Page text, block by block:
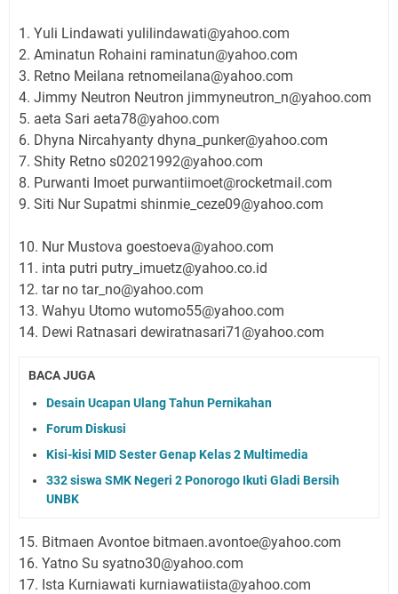
1. Yuli Lindawati yulilindawati@yahoo.com
2. Aminatun Rohaini raminatun@yahoo.com
3. Retno Meilana retnomeilana@yahoo.com
4. Jimmy Neutron Neutron jimmyneutron_n@yahoo.com
5. aeta Sari aeta78@yahoo.com
6. Dhyna Nircahyanty dhyna_punker@yahoo.com
7. Shity Retno s02021992@yahoo.com
8. Purwanti Imoet purwantiimoet@rocketmail.com
9. Siti Nur Supatmi shinmie_ceze09@yahoo.com
10. Nur Mustova goestoeva@yahoo.com
11. inta putri putry_imuetz@yahoo.co.id
12. tar no tar_no@yahoo.com
13. Wahyu Utomo wutomo55@yahoo.com
14. Dewi Ratnasari dewiratnasari71@yahoo.com
BACA JUGA
Desain Ucapan Ulang Tahun Pernikahan
Forum Diskusi
Kisi-kisi MID Sester Genap Kelas 2 Multimedia
332 siswa SMK Negeri 2 Ponorogo Ikuti Gladi Bersih
UNBK
15. Bitmaen Avontoe bitmaen.avontoe@yahoo.com
16. Yatno Su syatno30@yahoo.com
17. Ista Kurniawati kurniawatiista@yahoo.com